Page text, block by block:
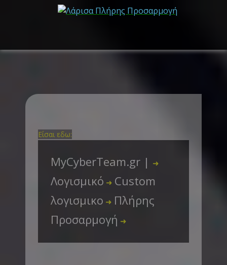
Είσαι εδω:
MyCyberTeam.gr | ➜
Λογισμικό ➜ Custom
λογισμικο ➜ Πλήρης
Προσαρμογή ➜